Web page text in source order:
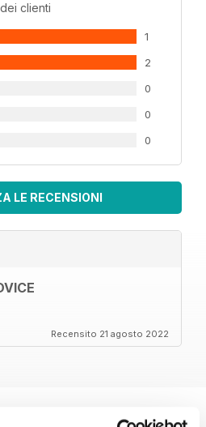
clienti
1
2
0
0
0
LE RECENSIONI
Recensito 21 agosto 2022